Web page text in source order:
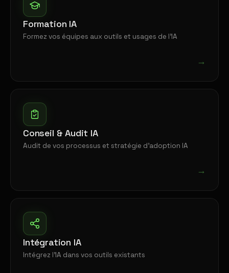
Formation IA
Formez vos équipes aux outils et usages de l'IA
→
Conseil & Audit IA
Audit de vos processus et stratégie d'adoption IA
→
Intégration IA
Intégrez l'IA dans vos outils existants